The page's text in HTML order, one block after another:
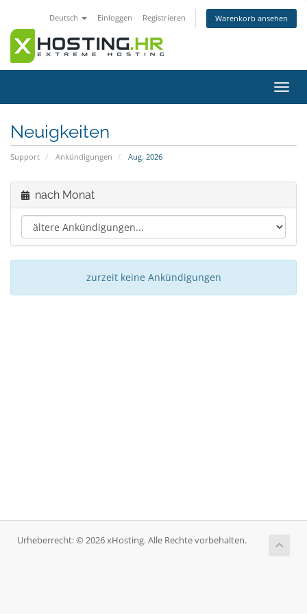
Deutsch Einloggen Registrieren Warenkorb ansehen
ein-/
Neuigkeiten
Support Ankündigungen Aug. 2026
nach Monat
zurzeit keine Ankündigungen
Urheberrecht: © 2026 xHosting. Alle Rechte vorbehalten.